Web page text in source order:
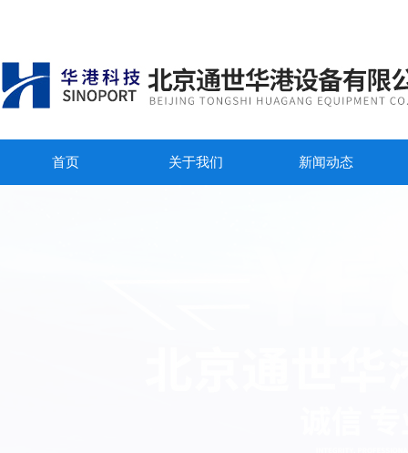
首页 关于我们 新闻动态